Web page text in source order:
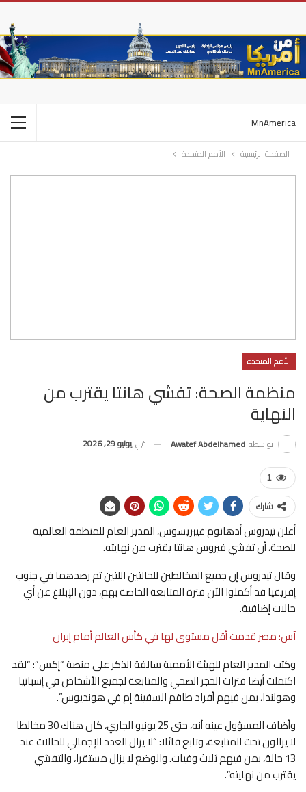
MnAmerica
الصفحة الرئيسية الأمم المتحدة
الأمم المتحدة
منظمة الصحة: تفشي هانتا يقترب من
النهاية
بواسطة Awatef Abdelhamed في يونيو 29, 2026
1
شارك
أعلن تيدروس أدهانوم غيبريسوس، المدير العام للمنظمة العالمية
للصحة، أن تفشي فيروس هانتا يقترب من نهايته.
وقال تيدروس إن جميع المخالطين للحالتين اللتين تم رصدهما في جنوب
إفريقيا قد أكملوا الآن فترة المتابعة الخاصة بهم، دون الإبلاغ عن أي
حالات إضافية.
آس: مصر قدمت أقل مستوى لها في كأس العالم أمام إيران
وكتب المدير العام للهيئة الأممية سالفة الذكر على منصة “إكس”: “لقد
اكتملت أيضا فترات الحجر الصحي والمتابعة لجميع الأشخاص في إسبانيا
وهولندا، بمن فيهم أفراد طاقم السفينة إم في هونديوس”.
وأضاف المسؤول عينه أنه، حتى 25 يونيو الجاري، كان هناك 30 مخالطا
لا يزالون تحت المتابعة، وتابع قائلا: “لا يزال العدد الإجمالي للحالات عند
13 حالة، بمن فيهم ثلاث وفيات. والوضع لا يزال مستقرا، والتفشي
يقترب من نهايته”.